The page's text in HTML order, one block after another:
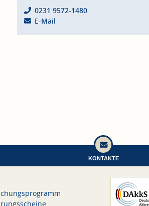
0231 9572-1480
E-Mail
KONTAKTE